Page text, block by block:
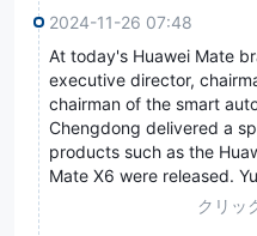
attacks on critical
electrical utilities in the
governor of Zhytomyr
stated that Russia's
infrastructure cut off
in the region. (CCTV
2024-11-26 07:48
At today's Huawei Mate
executive director,
chairman of the smart
Chengdong delivered a
products such as the
Mate X6 were released.
two phones will offer
At today's Huawei
executive director,
and chairman of the
BU, Yu Chengdong
launch event, new
Mate 70 series and
released. Yu
クリッ